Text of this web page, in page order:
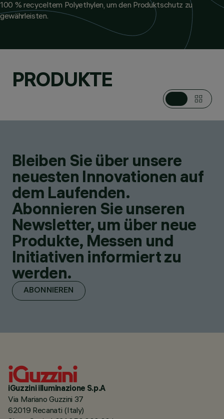
100 % recyceltem Polyethylen, um den Produktschutz zu
gewährleisten.
PRODUKTE
Bleiben Sie über unsere
neuesten Innovationen auf
dem Laufenden.
Abonnieren Sie unseren
Newsletter, um über neue
Produkte, Messen und
Initiativen informiert zu
werden.
ABONNIEREN
iGuzzini illuminazione S.p.A
Via Mariano Guzzini 37
62019 Recanati (Italy)